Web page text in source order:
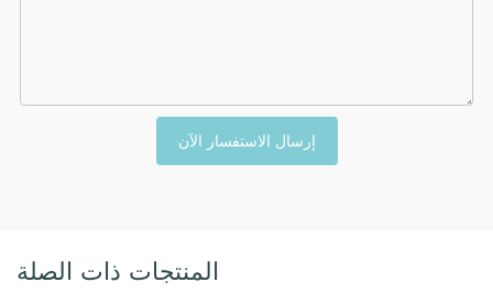
إرسال الاستفسار الآن
المنتجات ذات الصلة